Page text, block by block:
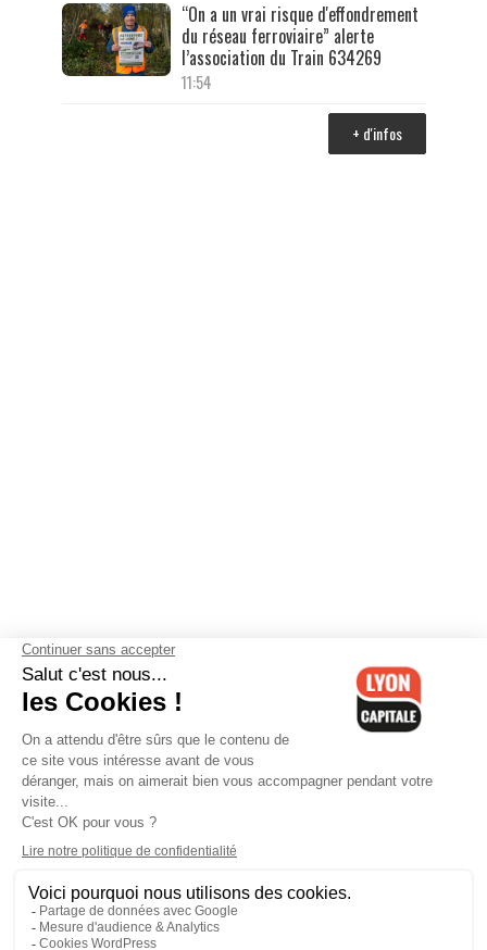
“On a un vrai risque d'effondrement
du réseau ferroviaire” alerte
l’association du Train 634269
11:54
+ d'infos
Contactez-nous-Mentions légales-CGV-Politique de
confidentialité-Gestion des cookies